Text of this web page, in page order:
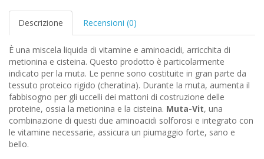
Descrizione Recensioni (0)
È una miscela liquida di vitamine e aminoacidi, arricchita di
metionina e cisteina. Questo prodotto è particolarmente
indicato per la muta. Le penne sono costituite in gran parte da
tessuto proteico rigido (cheratina). Durante la muta, aumenta il
fabbisogno per gli uccelli dei mattoni di costruzione delle
proteine, ossia la metionina e la cisteina. Muta-Vit, una
combinazione di questi due aminoacidi solforosi e integrato con
le vitamine necessarie, assicura un piumaggio forte, sano e
bello.